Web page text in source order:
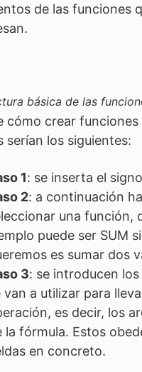
de las funciones
básica de las
cómo crear funciones
serían los siguientes:
1: se inserta el
2: a continuación
una función,
puede ser SUM
es sumar dos
3: se introducen
van a utilizar para
es decir, los
la fórmula. Estos
en concreto.